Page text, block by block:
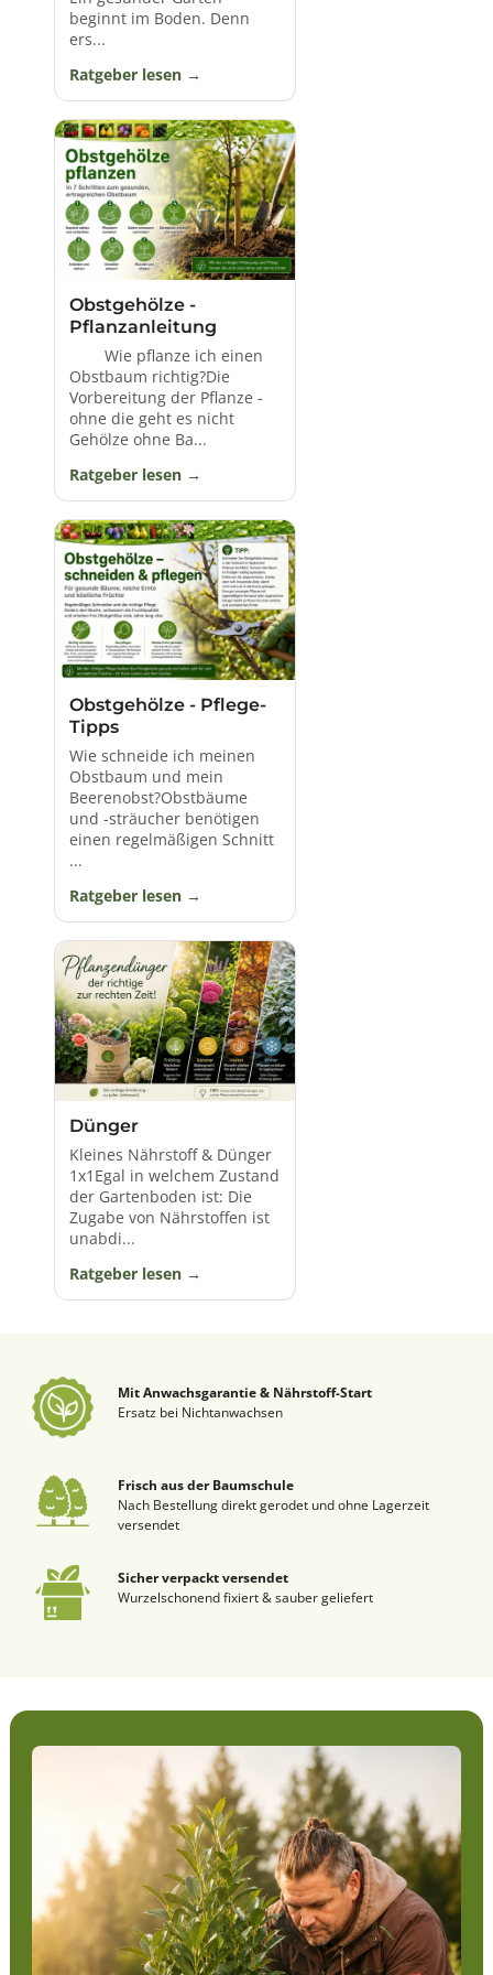
Heute gelten Mispeln als
Reliktvorkommen müssen besonders geschützt
werden. Ihr Ansehen ist in ihren Erzeugerländern, wie
Japan, Spanien, Südfrankreich, Italien, Griechenland
und Holland deutlich größer und wird dort auch auf
den lokalen Märkten gehandelt.
beginnt im Boden. Denn
ers...
Ratgeber lesen
Obstgehölze -
Pflanzanleitung
Wie pflanze ich einen
Obstbaum richtig?Die
Vorbereitung der Pflanze -
ohne die geht es nicht
Gehölze ohne Ba...
Ratgeber lesen
Obstgehölze - Pflege-
Tipps
Wie schneide ich meinen
Obstbaum und mein
Beerenobst?Obstbäume
und -sträucher benötigen
einen regelmäßigen Schnitt
...
Ratgeber lesen
Dünger
Kleines Nährstoff & Dünger
1x1Egal in welchem Zustand
der Gartenboden ist: Die
Zugabe von Nährstoffen ist
unabdi...
Ratgeber lesen
Mit Anwachsgarantie & Nährstoff-Start
Ersatz bei Nichtanwachsen
Frisch aus der Baumschule
Nach Bestellung direkt gerodet und ohne Lagerzeit
versendet
Sicher verpackt versendet
Wurzelschonend fixiert & sauber geliefert